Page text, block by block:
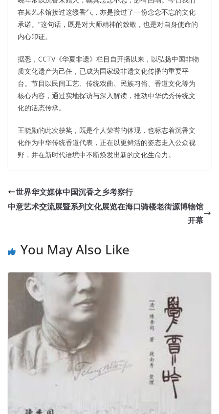
在其艺术馆接过这缕香气，亦是接过了一份念念不忘的文化
承诺。”这句话，既是对大师精神的致敬，也是对自身使命的
内心印证。
据悉，CCTV《华夏非遗》栏目自开播以来，以弘扬中国非物
质文化遗产为己任，已成为国家级非遗文化传播的重要平
台。节目以民间工艺、传统戏曲、民族习俗、香道文化等为
核心内容，通过实地探访与深入解读，推动中华优秀传统文
化的活态传承。
王晓勋的此次获奖，既是个人荣誉的体现，也标志着沉香文
化作为中华传统香道代表，正在以更鲜活的姿态走入公众视
野，并在新时代语境中不断焕发出新的文化生命力。
世界华文媒体中国沉香之乡考察行
中意艺术交流展暨系列文化展览在海口骑楼老街源博物馆
开幕
You May Also Like